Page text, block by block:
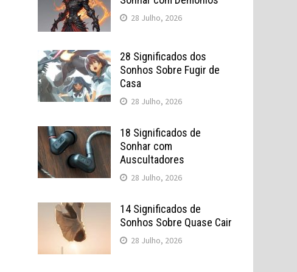
28 Julho, 2026
28 Significados dos
Sonhos Sobre Fugir de
Casa
28 Julho, 2026
18 Significados de
Sonhar com
Auscultadores
28 Julho, 2026
14 Significados de
Sonhos Sobre Quase Cair
28 Julho, 2026